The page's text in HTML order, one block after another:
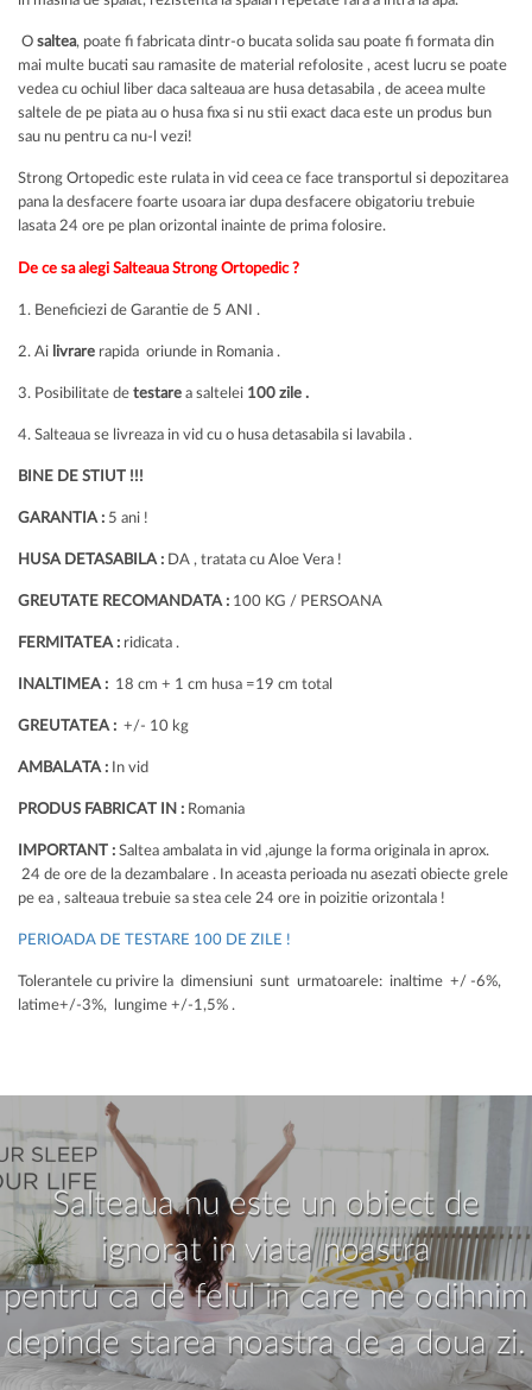
O saltea, poate fi fabricata dintr-o bucata solida sau poate fi formata din
mai multe bucati sau ramasite de material refolosite , acest lucru se poate
vedea cu ochiul liber daca salteaua are husa detasabila , de aceea multe
saltele de pe piata au o husa fixa si nu stii exact daca este un produs bun
sau nu pentru ca nu-l vezi!
Strong Ortopedic este rulata in vid ceea ce face transportul si depozitarea
pana la desfacere foarte usoara iar dupa desfacere obigatoriu trebuie
lasata 24 ore pe plan orizontal inainte de prima folosire.
De ce sa alegi Salteaua Strong Ortopedic ?
1. Beneficiezi de Garantie de 5 ANI .
2. Ai livrare rapida oriunde in Romania .
3. Posibilitate de testare a saltelei 100 zile .
4. Salteaua se livreaza in vid cu o husa detasabila si lavabila .
BINE DE STIUT !!!
GARANTIA : 5 ani !
HUSA DETASABILA : DA , tratata cu Aloe Vera !
GREUTATE RECOMANDATA : 100 KG / PERSOANA
FERMITATEA : ridicata .
INALTIMEA : 18 cm + 1 cm husa =19 cm total
GREUTATEA : +/- 10 kg
AMBALATA : In vid
PRODUS FABRICAT IN : Romania
IMPORTANT : Saltea ambalata in vid ,ajunge la forma originala in aprox.
24 de ore de la dezambalare . In aceasta perioada nu asezati obiecte grele
pe ea , salteaua trebuie sa stea cele 24 ore in poizitie orizontala !
PERIOADA DE TESTARE 100 DE ZILE !
Tolerantele cu privire la dimensiuni sunt urmatoarele: inaltime +/ -6%,
latime+/-3%, lungime +/-1,5% .
Salteaua nu este un obiect de
ignorat in viata noastra
pentru ca de felul in care ne odihnim
depinde starea noastra de a doua zi.